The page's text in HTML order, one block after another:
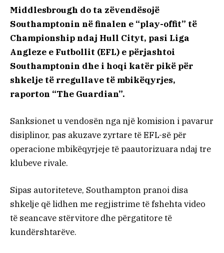
Middlesbrough do ta zëvendësojë
Southamptonin në finalen e “play-offit” të
Championship ndaj Hull Cityt, pasi Liga
Angleze e Futbollit (EFL) e përjashtoi
Southamptonin dhe i hoqi katër pikë për
shkelje të rregullave të mbikëqyrjes,
raporton “The Guardian”.
Sanksionet u vendosën nga një komision i pavarur
disiplinor, pas akuzave zyrtare të EFL-së për
operacione mbikëqyrjeje të paautorizuara ndaj tre
klubeve rivale.
Sipas autoriteteve, Southampton pranoi disa
shkelje që lidhen me regjistrime të fshehta video
të seancave stërvitore dhe përgatitore të
kundërshtarëve.